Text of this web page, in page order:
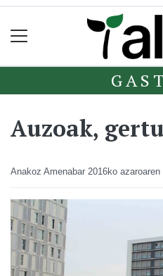
Auzoak,
Anakoz Amenabar 2016ko azaroaren